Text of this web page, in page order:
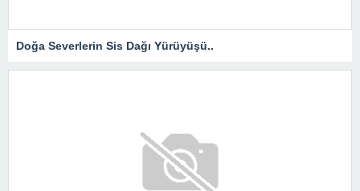
Doğa Severlerin Sis Dağı Yürüyüşü..